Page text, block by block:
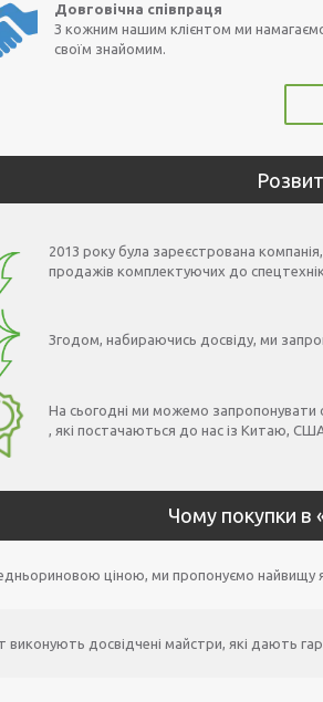
Довговічна співпраця
З кожним нашим клієнтом ми
своїм знайомим.
2013 року була зареєстрована компанія,
продажів комплектуючих до
Згодом, набираючись досвіду, ми
На сьогодні ми можемо запропонувати
, які постачаються до нас із Китаю, США,
Чому покупки в
ціною, ми пропонуємо найвищу
виконують досвідчені майстри, які дають